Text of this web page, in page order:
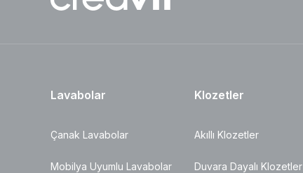
Lavabolar
Çanak Lavabolar
Mobilya Uyumlu Lavabolar
Klozetler
Akıllı Klozetler
Duvara Dayalı Klozetler